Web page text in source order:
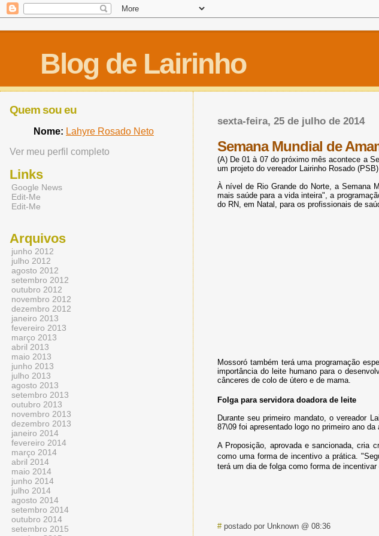
Blog de Lairinho
sexta-feira, 25 de julho de 2014
Semana Mundial de
(A) De 01 à 07 do próximo mês acontece a
um projeto do vereador Lairinho Rosado
À nível de Rio Grande do Norte, a Semana
mais saúde para a vida inteira", a
do RN, em Natal, para os profissionais de
Mossoró também terá uma programação
importância do leite humano para o
cânceres de colo de útero e de mama.
Folga para servidora doadora de leite
Durante seu primeiro mandato, o vereador
87\09 foi apresentado logo no primeiro ano
A Proposição, aprovada e sancionada, cria
como uma forma de incentivo a prática. "
terá um dia de folga como forma de
#postado por Unknown @ 08:36
Quem sou eu
Nome: Lahyre Rosado Neto
Ver meu perfil completo
Links
Google News
Edit-Me
Edit-Me
Arquivos
junho 2012
julho 2012
agosto 2012
setembro 2012
outubro 2012
novembro 2012
dezembro 2012
janeiro 2013
fevereiro 2013
março 2013
abril 2013
maio 2013
junho 2013
julho 2013
agosto 2013
setembro 2013
outubro 2013
novembro 2013
dezembro 2013
janeiro 2014
fevereiro 2014
março 2014
abril 2014
maio 2014
junho 2014
julho 2014
agosto 2014
setembro 2014
outubro 2014
setembro 2015